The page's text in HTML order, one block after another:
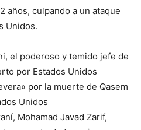
años, culpando a un ataque
Unidos.
el poderoso y temido jefe de
por Estados Unidos
por la muerte de Qasem
Unidos
Mohamad Javad Zarif,